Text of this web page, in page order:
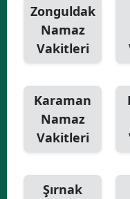
Zonguldak
Namaz
Vakitleri
Karaman
Namaz
Vakitleri
Şırnak